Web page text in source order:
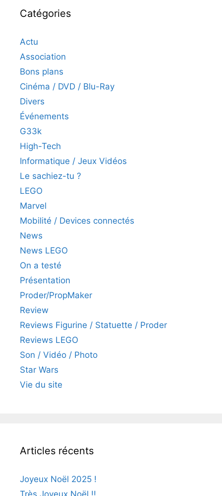
Catégories
Actu
Association
Bons plans
Cinéma / DVD / Blu-Ray
Divers
Événements
G33k
High-Tech
Informatique / Jeux Vidéos
Le sachiez-tu ?
LEGO
Marvel
Mobilité / Devices connectés
News
News LEGO
On a testé
Présentation
Proder/PropMaker
Review
Reviews Figurine / Statuette / Proder
Reviews LEGO
Son / Vidéo / Photo
Star Wars
Vie du site
Articles récents
Joyeux Noël 2025 !
Très Joyeux Noël !!